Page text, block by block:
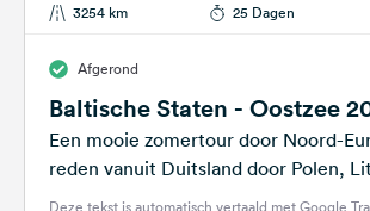
3254 km 25 Dagen
Afgerond
Baltische Staten - Oostzee
Een mooie zomertour door Noord-
reden vanuit Duitsland door Polen,
Letland en Estland. Op de terugweg
Deze tekst is automatisch vertaald met Google